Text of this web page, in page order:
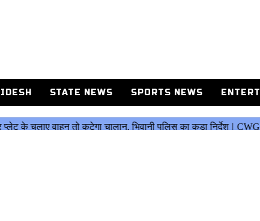
STATE NEWS SPORTS NEWS